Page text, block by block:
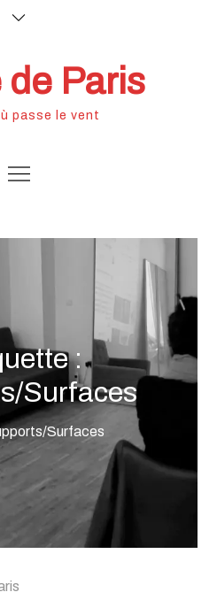
de Paris
passe le vent
:
Surfaces
Surfaces